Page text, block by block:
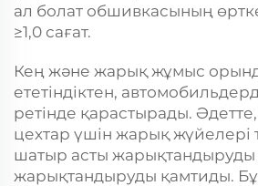
ал болат обшивкасының өртке
≥1,0 сағат.
Кең және жарық жұмыс
ететіндіктен,
ретінде қарастырады.
цехтар үшін жарық жүйелері
шатыр асты
жарықтандыруды қамтиды.